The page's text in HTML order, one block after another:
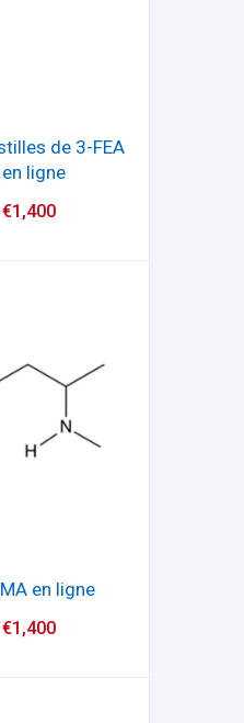
de 3-FEA
ligne
€1,400
en ligne
€1,400